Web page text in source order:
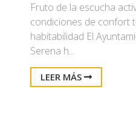
Fruto de la escucha
condiciones de confort
habitabilidad El
Serena h...
LEER MÁS